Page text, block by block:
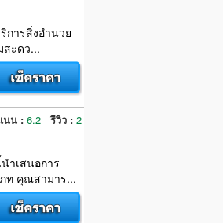
การสิ่งอำนวย
สะดว...
นน : 6.2 รีวิว : 2
ำเสนอการ
ท คุณสามาร...